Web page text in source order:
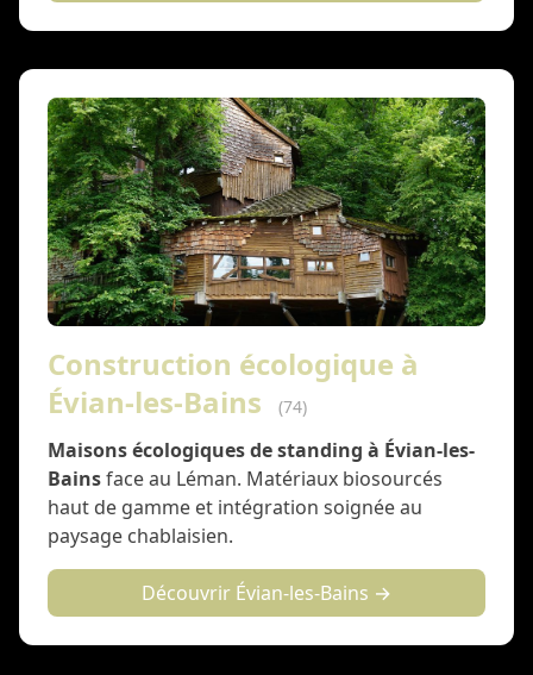
Construction écologique à
Évian-les-Bains
(74)
Maisons écologiques de standing à Évian-les-
Bainsface au Léman. Matériaux biosourcés
haut de gamme et intégration soignée au
paysage chablaisien.
Découvrir Évian-les-Bains →